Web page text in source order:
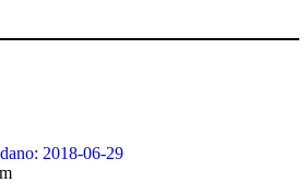
2018-06-29